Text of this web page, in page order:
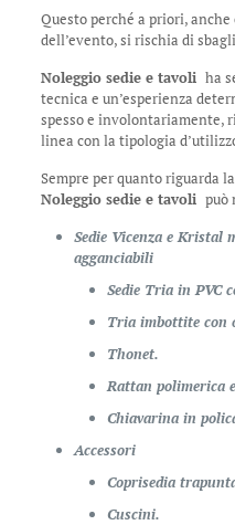
Questo perché a priori,
dell’evento, si rischia di
Noleggio sedie e tavoli ha
tecnica e un’esperienza
spesso e involontariamente,
linea con la tipologia
Sempre per quanto riguarda
Noleggio sedie e tavoli può
Sedie Vicenza e Kristal
agganciabili
Sedie Tria in PVC
Tria imbottite con
Thonet.
Rattan polimerica
Chiavarina in
Accessori
Coprisedia
Cuscini.